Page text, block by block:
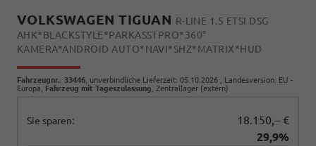
VOLKSWAGEN TIGUAN R-LINE 1.5 ETSI DSG
AHK*BLACKSTYLE*PARKASSTPRO*360°
KAMERA*ANDROID AUTO*NAVI*SHZ*MATRIX*HUD
Fahrzeugnr.: 33446 , unverbindliche Lieferzeit: 05.10.2026 , Landesversion: EU -
Europa, Fahrzeug mit Tageszulassung , Zentrallager (extern)
Sie sparen:
18.150,– €
29,9%